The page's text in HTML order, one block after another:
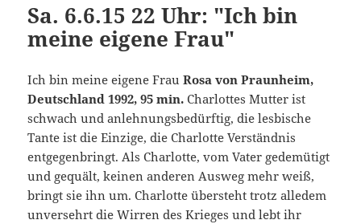
Sa. 6.6.15 22 Uhr: "Ich bin
meine eigene Frau"
Ich bin meine eigene FrauRosa von Praunheim,
Deutschland 1992, 95 min. Charlottes Mutter ist
schwach und anlehnungsbedürftig, die lesbische
Tante ist die Einzige, die Charlotte Verständnis
entgegenbringt. Als Charlotte, vom Vater gedemütigt
und gequält, keinen anderen Ausweg mehr weiß,
bringt sie ihn um. Charlotte übersteht trotz alledem
unversehrt die Wirren des Krieges und lebt ihr